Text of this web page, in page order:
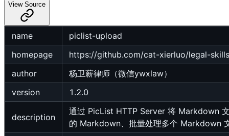
View Source
name
piclist-upload
homepage
https://github.com/cat-xierluo/legal-skills
author
杨卫薪律师（微信ywxlaw）
version
1.2.0
description
通过 PicList HTTP Server 将 Markdown
的 Markdown、批量处理多个 Markdown